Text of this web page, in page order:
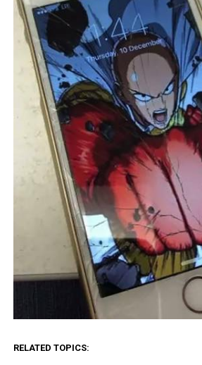
RELATED TOPICS: